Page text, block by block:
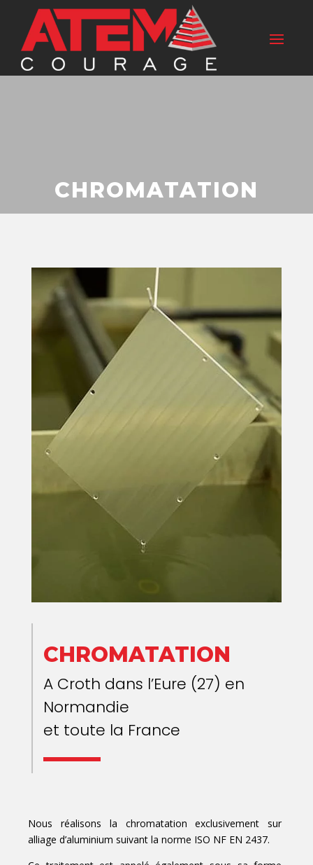
CHROMATATION
CHROMATATION
A Croth dans l’Eure (27) en
Normandie
et toute la France
Nous réalisons la chromatation exclusivement sur
alliage d’aluminium suivant la norme ISO NF EN 2437.